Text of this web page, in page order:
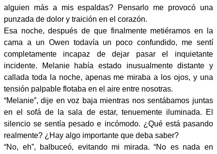
alguien más a mis espaldas? Pensarlo me provocó una
punzada de dolor y traición en el corazón.
Esa noche, después de que finalmente metiéramos en la
cama a un Owen todavía un poco confundido, me sentí
completamente incapaz de dejar pasar el inquietante
incidente. Melanie había estado inusualmente distante y
callada toda la noche, apenas me miraba a los ojos, y una
tensión palpable flotaba en el aire entre nosotras.
“Melanie”, dije en voz baja mientras nos sentábamos juntas
en el sofá de la sala de estar, tenuemente iluminada. El
silencio se sentía pesado e incómodo. ¿Qué está pasando
realmente? ¿Hay algo importante que deba saber?
“No, eh”, balbuceó, evitando mi mirada. “No es nada en